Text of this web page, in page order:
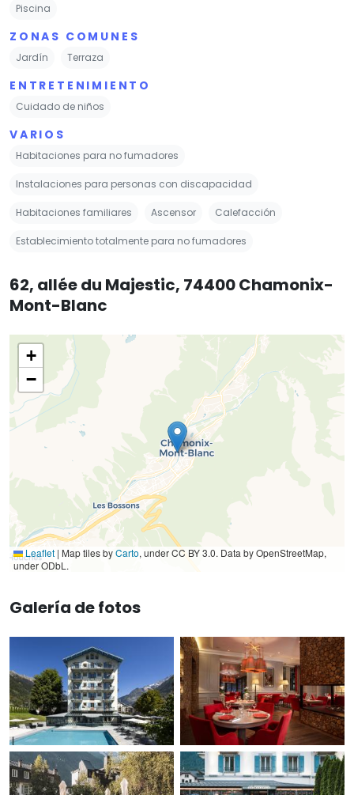
Piscina
ZONAS COMUNES
Jardín Terraza
ENTRETENIMIENTO
Cuidado de niños
VARIOS
Habitaciones para no fumadores
Instalaciones para personas con discapacidad
Habitaciones familiares Ascensor Calefacción
Establecimiento totalmente para no fumadores
62, allée du Majestic, 74400 Chamonix-
Mont-Blanc
+
−
Leaflet | Map tiles byCarto, under CC BY 3.0. Data by OpenStreetMap,
under ODbL.
Galería de fotos